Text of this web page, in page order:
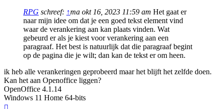
RPG schreef: ↑ma okt 16, 2023 11:59 am Het gaat er
naar mijn idee om dat je een goed tekst element vind
waar de verankering aan kan plaats vinden. Wat
gebeurd er als je kiest voor verankering aan een
paragraaf. Het best is natuurlijk dat die paragraaf begint
op de pagina die je wilt; dan kan de tekst er om heen.
ik heb alle verankeringen geprobeerd maar het blijft het zelfde doen.
Kan het aan Openoffice liggen?
OpenOffice 4.1.14
Windows 11 Home 64-bits